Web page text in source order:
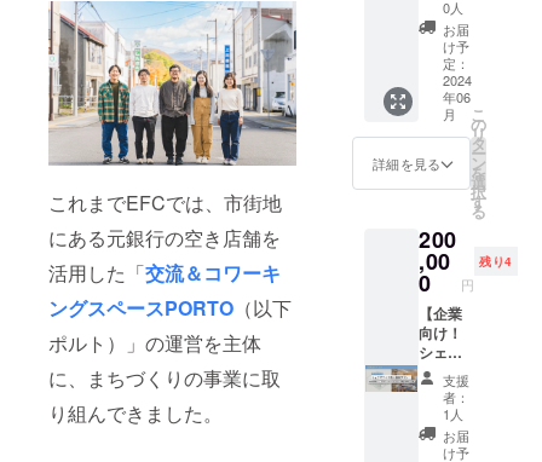
これまでEFCでは、市街地
にある元銀行の空き店舗を
活用した「交流＆コワーキ
ングスペースPORTO （以下
ポルト）」の運営を主体
に、まちづくりの事業に取
り組んできました。
くり事
業の難
しさな
どを実
感する
ことが
でき、
かった
です！
を知
り、
知った
からこ
そ、自
分のま
ちがさ
らに好
きにな
りまし
た。伸
び代だ
ご返
金、も
しくは
ANSHI
NDOの
すぐ近
くにあ
る民宿
をご案
予約で
きない
場合が
ござい
ますの
で予め
ご了承
くださ
い。 ※
可は
2024年
2月中に
取得予
定で
す。 ※
万が一
宿泊の
許可が
取得で
きな
かった
想】 ◯
層雲峡
には
行った
ことが
ありま
した
が、上
川町が
どんな
という
ことは
全く知
らない
状態
だった
ので、
実際に
行って
規模感
や温度
感を感
100,000
円でご
利用い
ただけ
るので
お得で
す！ さ
らに！
ANSHI
NDOか
30秒の
ところ
にある
PORTO
のコ
ワーキ
ングス
ペース
も1年間
ご利用
いただ
けま
街地エ
リアだ
けでな
く、国
立公園
や層雲
峡温泉
街、飲
食店、
地域お
力隊の
活動
や、ま
ちづく
り施設
など
ニーズ
に合わ
せたス
ポット
をご案
内しな
ワー
ケー
ション
をした
い！と
いう企
業の方
へ！
ANSHI
NDO2
泊施設
を貸切
でご利
用いた
だけま
す！ 最
大10名
まで宿
泊がで
きて、
宿泊者
専用の
0人
お届
け予
定：
2024
年06
月
詳細を見る
こ
の
リ
タ
ー
ン
を
選
択
す
る
200
,00
0 円
残り4
【企業
向け！
シェア
オフィ
ス法人
会員（1
年）プ
支援
者：
1人
お届
け予